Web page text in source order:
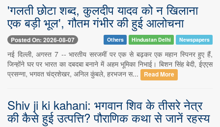
'गलती छोटा शब्द, कुलदीप यादव को न खिलाना
एक बड़ी भूल', गौतम गंभीर की हुई आलोचना
Posted On: 2026-08-07 Others Hindustan Delhi Newspapers
नई दिल्ली, अगस्त 7 -- भारतीय सरजमीं पर एक से बढ़कर एक महान स्पिनर हुए हैं,
जिन्होंने घर पर भारत का दबदबा बनाने में अहम भूमिका निभाई। बिशन सिंह बेदी, ईएएस
प्रसन्ना, भगवत चंद्रशेखर, अनिल कुंबले, हरभजन स...
Read More
Shiv ji ki kahani: भगवान शिव के तीसरे नेत्र
की कैसे हुई उत्पत्ति? पौराणिक कथा से जानें रहस्य